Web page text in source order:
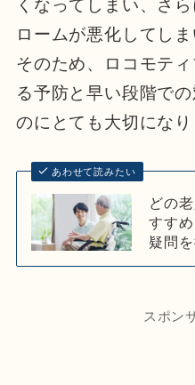
くなってしまい、さ
ロームが悪化してしま
そのため、ロコモテ
る予防と早い段階で
のにとても大切になり
あわせて読みたい
どの
すす
疑問
スポン